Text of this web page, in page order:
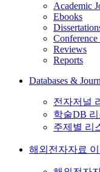
Academic
Ebooks
Reviews
Reports
Databases &
전자저널
학술DB 리
주제별 리
해외전자자료